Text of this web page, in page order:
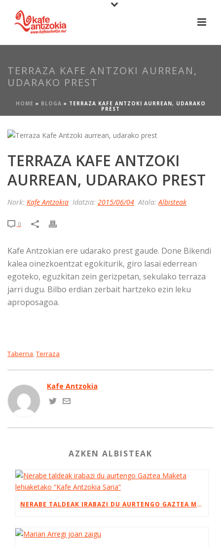
TERRAZA KAFE ANTZOKI AURREAN,
UDARAKO PREST
HOME » BLOGA » TERRAZA KAFE ANTZOKI AURREAN, UDARAKO
PREST
TERRAZA KAFE ANTZOKI
AURREAN, UDARAKO PREST
Nork: Kafe Antzokia Idatzia: 2015/06/04 Atala: Albisteak
0
Kafe Antzokian ere udarako prest gaude. Done Bikendi
kalea oinezkoentzat egokiturik, giro lasai ederrean
egoteko, eguzkitan zein gerizpetan, sekulako terraza
jarri dugu. Bilbo erdian zerbait hartzeko ezin leku
aproposagoa.
Taberna, Terraza
Kafe Antzokia
AZKEN ALBISTEAK
NERABE TALDEAK IRABAZI DU AURTENGO GAZTEA MAKETA LEHIAKETAKO “KAFE ANTZOKIA SARIA”